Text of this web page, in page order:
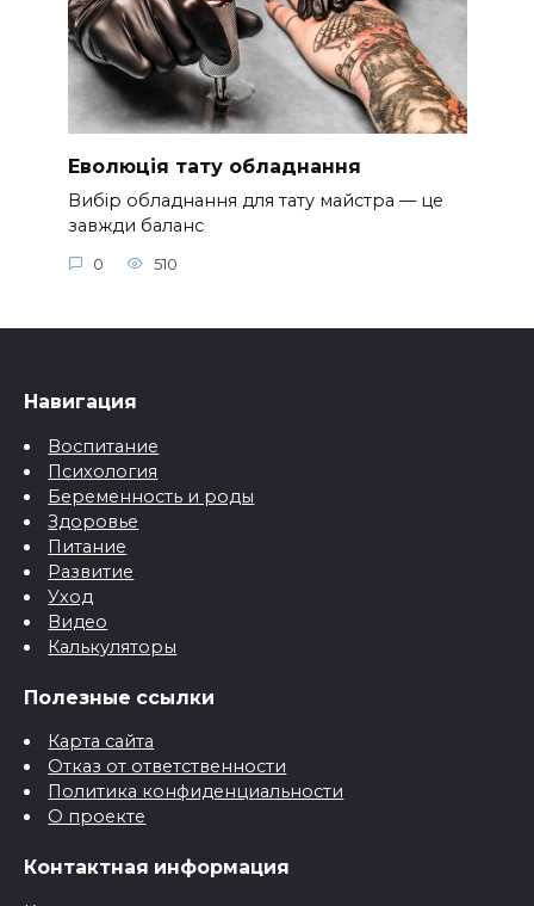
Еволюція тату обладнання
Вибір обладнання для тату майстра — це
завжди баланс
0 510
Навигация
Воспитание
Психология
Беременность и роды
Здоровье
Питание
Развитие
Уход
Видео
Калькуляторы
Полезные ссылки
Карта сайта
Отказ от ответственности
Политика конфиденциальности
О проекте
Контактная информация